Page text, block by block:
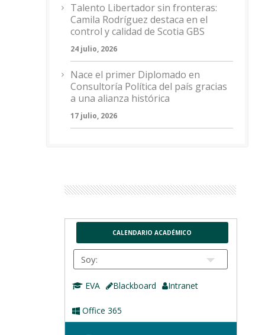
Talento Libertador sin fronteras:
Camila Rodríguez destaca en el
control y calidad de Scotia GBS
24 julio, 2026
Nace el primer Diplomado en
Consultoría Política del país gracias
a una alianza histórica
17 julio, 2026